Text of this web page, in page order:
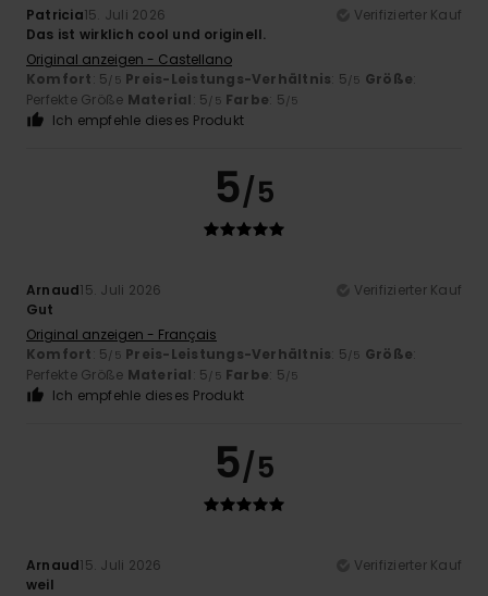
Patricia15. Juli 2026
Verifizierter Kauf
Das ist wirklich cool und originell.
Original anzeigen - Castellano
Komfort: 5/5 Preis-Leistungs-Verhältnis: 5/5 Größe:
Perfekte Größe Material: 5/5 Farbe: 5/5
Ich empfehle dieses Produkt
5/5
Arnaud15. Juli 2026
Verifizierter Kauf
Gut
Original anzeigen - Français
Komfort: 5/5 Preis-Leistungs-Verhältnis: 5/5 Größe:
Perfekte Größe Material: 5/5 Farbe: 5/5
Ich empfehle dieses Produkt
5/5
Arnaud15. Juli 2026
Verifizierter Kauf
weil